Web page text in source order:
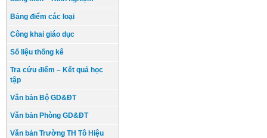
Bảng điểm các loại
Công khai giáo dục
Số liệu thống kê
Tra cứu điểm – Kết quả học
tập
Văn bản Bộ GD&ĐT
Văn bản Phòng GD&ĐT
Văn bản Trường TH Tô Hiệu